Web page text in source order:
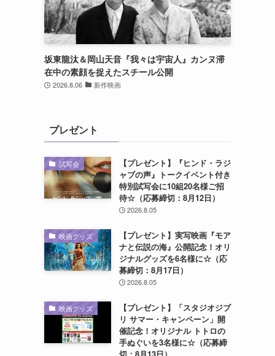
坂東龍汰＆岡山天音『我々は宇宙人』カンヌ滞
在中の素顔を捉えたスチール公開
2026.8.06 新作映画
プレゼント
試写会
【プレゼント】『ヒンド・ラジ
ャブの声』トークイベント付き
特別試写会に10組20名様ご招
待☆（応募締切：8月12日）
2026.8.05
映画グッズ
【プレゼント】実写映画『モア
ナと伝説の海』公開記念！オリ
ジナルグッズを6名様に☆（応
募締切：8月17日）
2026.8.05
映画グッズ
【プレゼント】「スタジオジブ
リ サマー・キャンペーン」開
催記念！オリジナル トトロの
手ぬぐいを3名様に☆（応募締